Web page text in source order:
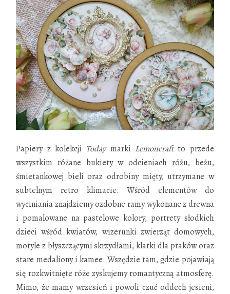
Papiery z kolekcji Todaymarki Lemoncraft to przede
wszystkim różane bukiety w odcieniach różu, beżu,
śmietankowej bieli oraz odrobiny mięty, utrzymane w
subtelnym retro klimacie. Wśród elementów do
wyciniania znajdziemy ozdobne ramywykonane zdrewna
i pomalowane na pastelowe kolory, portrety słodkich
dzieci wśród kwiatów, wizerunki zwierząt domowych,
motyle z błyszczącymi skrzydłami, klatki dla ptaków oraz
stare medaliony i kamee. Wszędzie tam, gdzie pojawiają
się rozkwitnięte róże zyskujemy romantyczną atmosferę.
Mimo, że mamy wrzesień i powoli czuć oddech jesieni,